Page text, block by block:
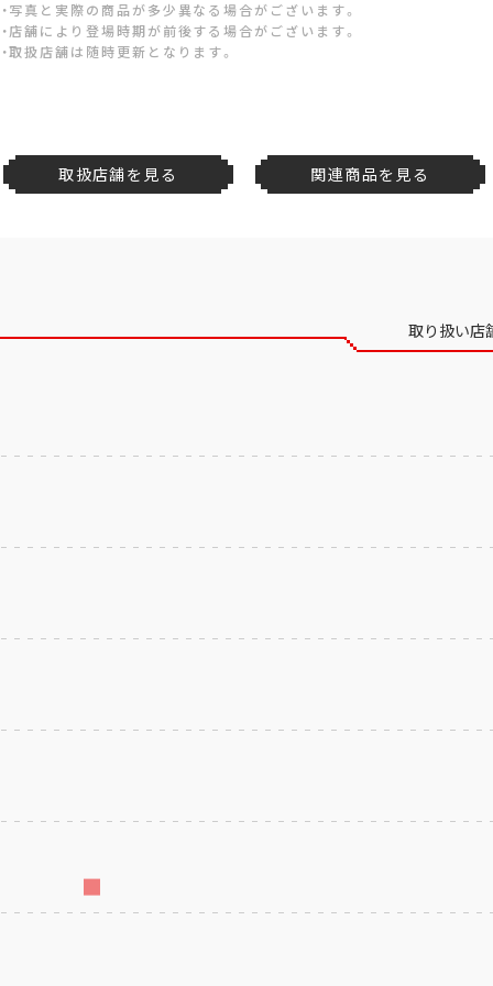
・写真と実際の商品が多少異なる場合がございます。
・店舗により登場時期が前後する場合がございます。
・取扱店舗は随時更新となります。
取扱店舗を見る 関連商品を見る
取り扱い店